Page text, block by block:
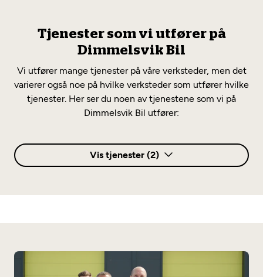
Tjenester som vi utfører på
Dimmelsvik Bil
Vi utfører mange tjenester på våre verksteder, men det
varierer også noe på hvilke verksteder som utfører hvilke
tjenester. Her ser du noen av tjenestene som vi på
Dimmelsvik Bil utfører:
Vis tjenester (2)